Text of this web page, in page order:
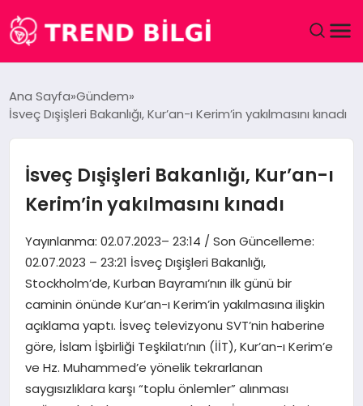
DÜNYA
EĞITIM
EKONOMI
MAGAZIN
SAĞLIK
SPOR
TEKNOLOJI
Ana Sayfa Gündem
İsveç Dışişleri Bakanlığı, Kur’an-ı Kerim’in yakılmasını kınadı
İsveç Dışişleri Bakanlığı, Kur’an-ı
Kerim’in yakılmasını kınadı
Yayınlanma: 02.07.2023– 23:14 / Son Güncelleme:
02.07.2023 – 23:21 İsveç Dışişleri Bakanlığı,
Stockholm’de, Kurban Bayramı’nın ilk günü bir
caminin önünde Kur’an-ı Kerim’in yakılmasına ilişkin
açıklama yaptı. İsveç televizyonu SVT’nin haberine
göre, İslam İşbirliği Teşkilatı’nın (İİT), Kur’an-ı Kerim’e
ve Hz. Muhammed’e yönelik tekrarlanan
saygısızlıklara karşı “toplu önlemler” alınması